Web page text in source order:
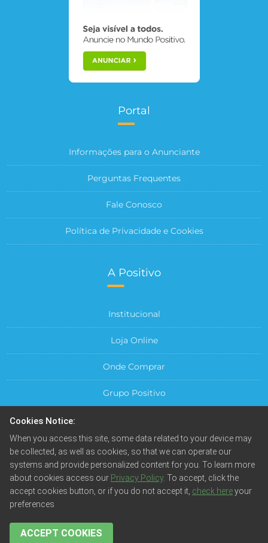
Portal
Informações para o Anunciante
Perguntas Frequentes
Fale Conosco
Política de Privacidade e Cookies
A Positivo
Institucional
Loja Online
Onde Comprar
Grupo Positivo
Central do Cliente
Lei da Informática.
Cookies Notice:
When you access this site, some data related to your device may
be collected, as well as cookies, so that we can operate our
systems and provide personalized content for you. To learn more
about cookies access our Privacy Policy. To accept, click the
accept cookies button, or if you do not accept it, check hereyour
preferences
ACCEPT COOKIES